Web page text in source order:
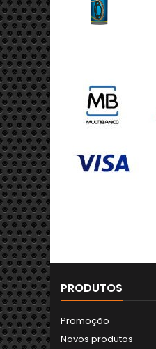
PRODUTOS
Promoção
Novos produtos